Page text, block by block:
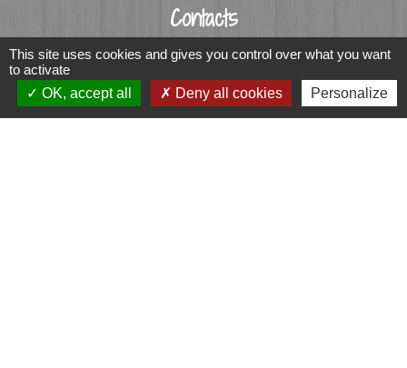
Contacts
Commune de Luitré-Dompierre
14 rue de Normandie - LUITRE
35133 Luitré-Dompierre - FRANCE
This site uses cookies and gives you control over what you want
to activate
OK, accept all
Deny all cookies Personalize